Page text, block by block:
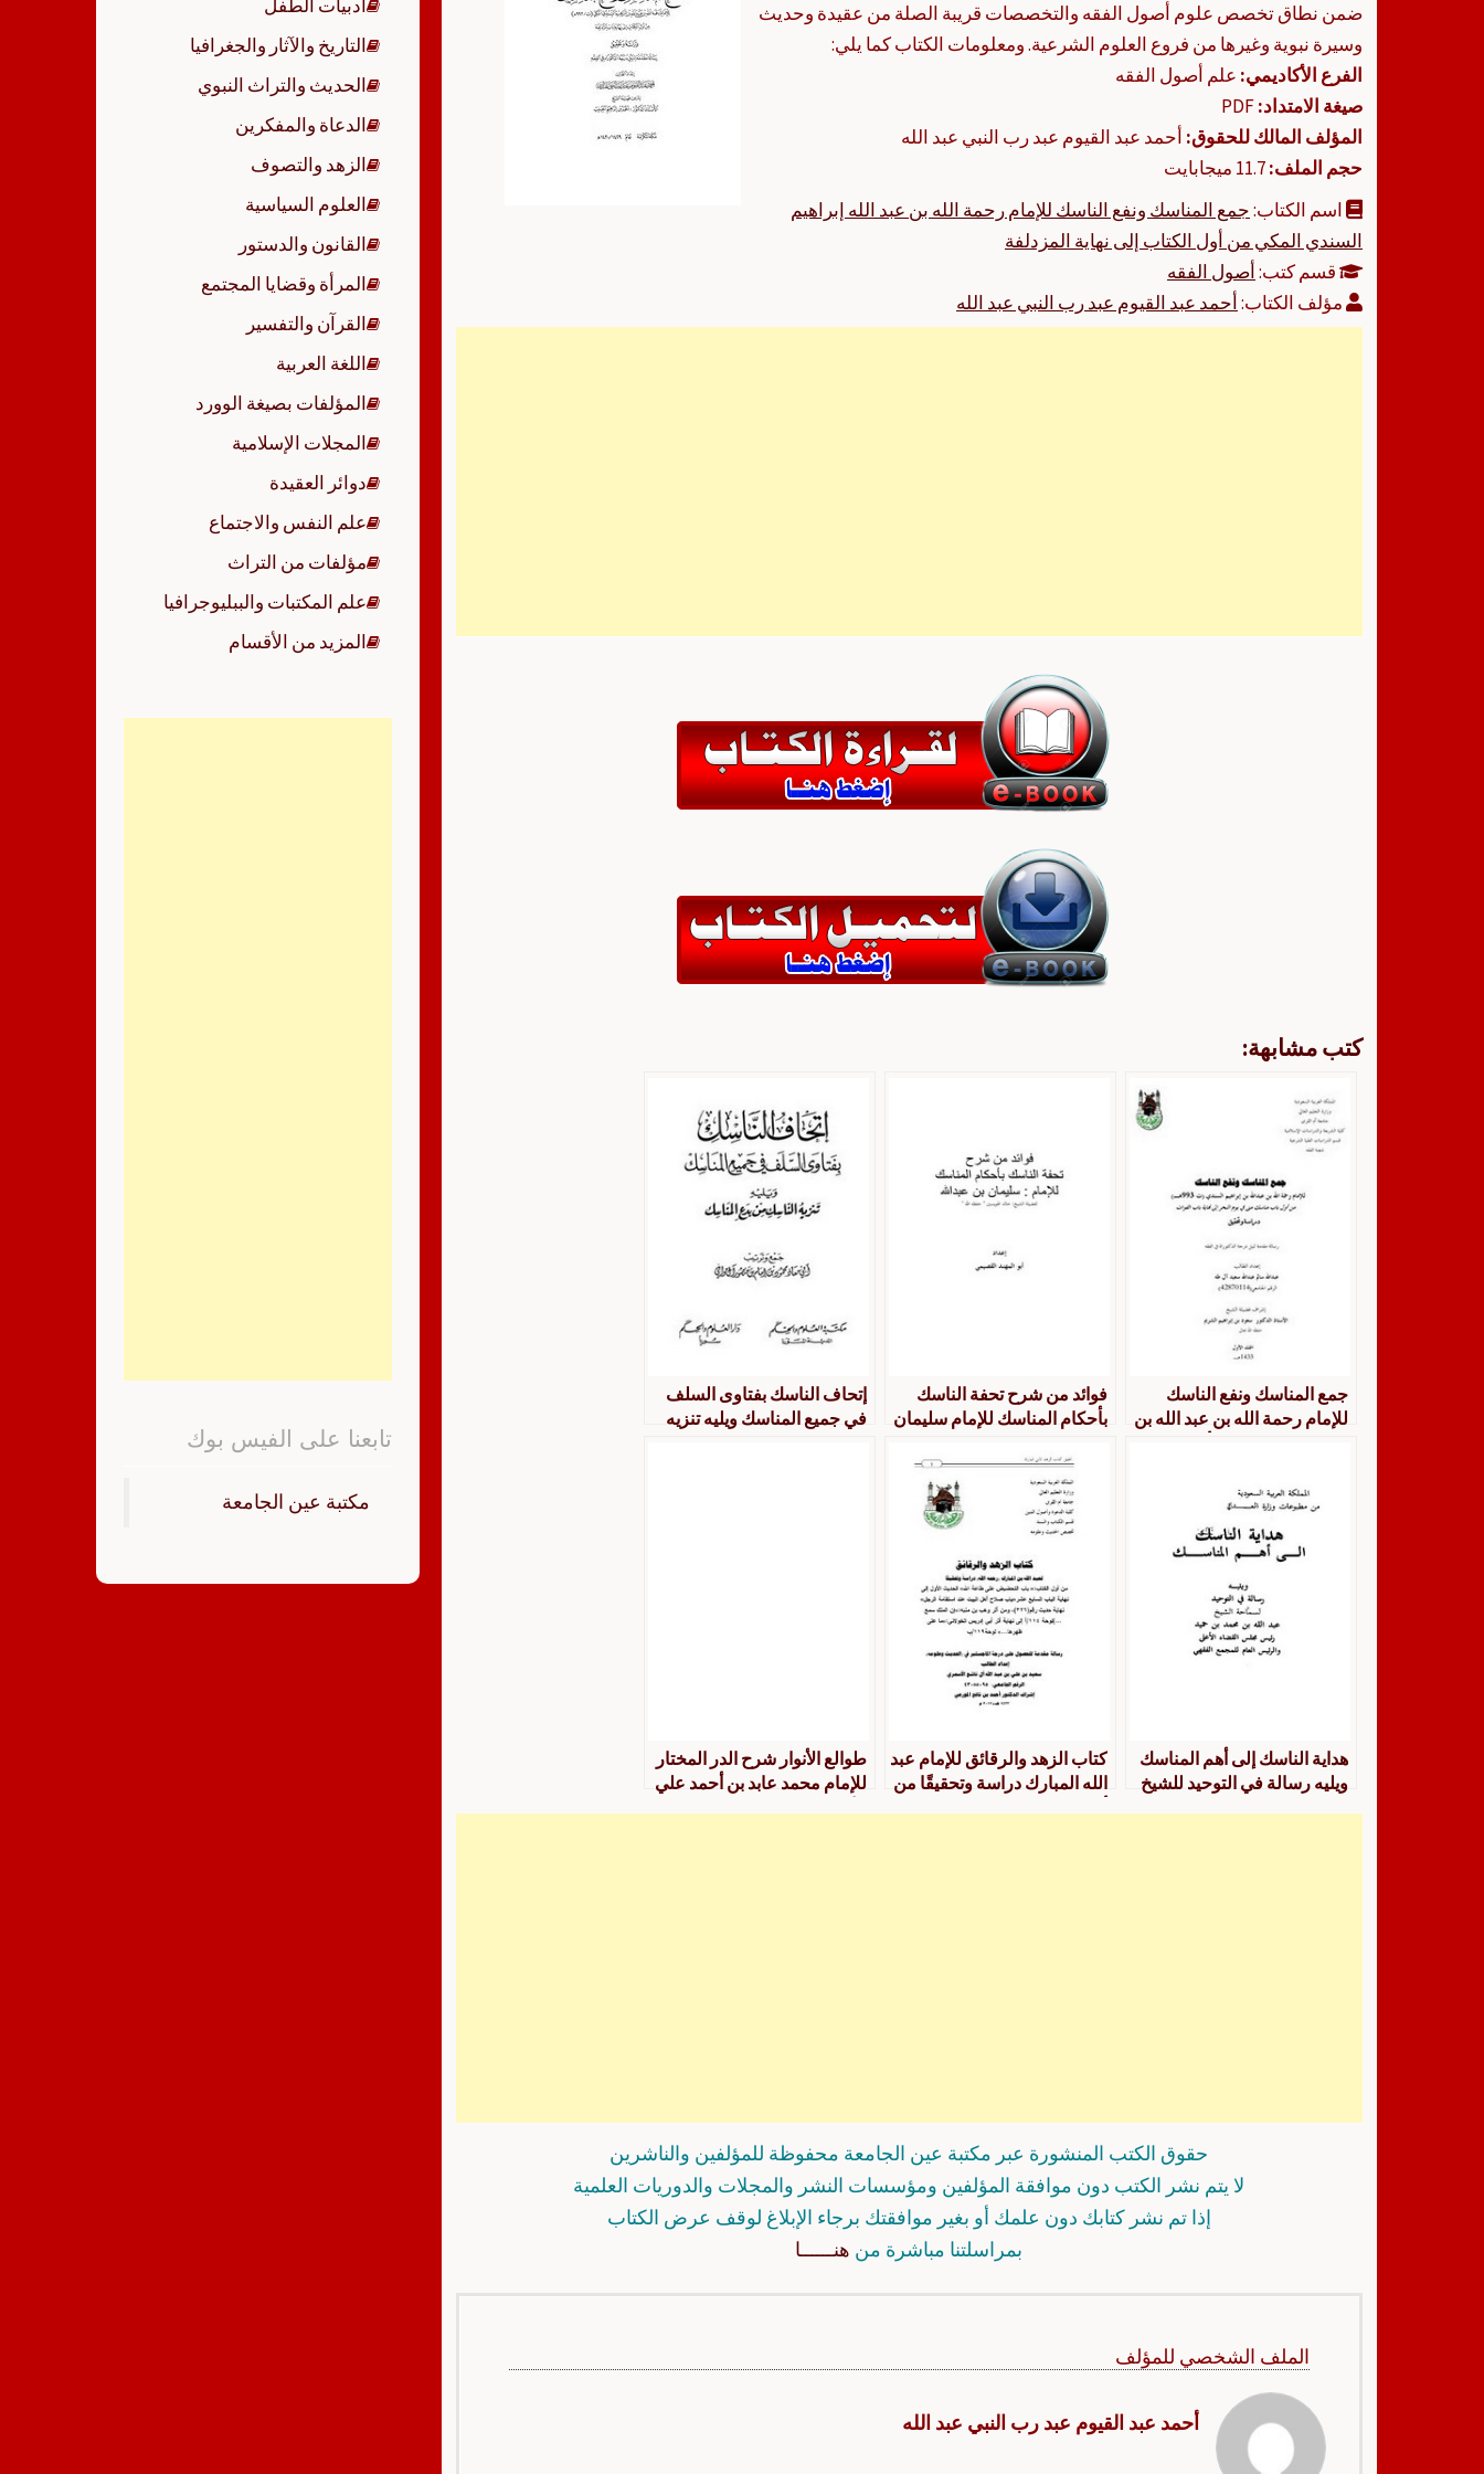
ضمن نطاق تخصص علوم أصول الفقه والتخصصات قريبة الصلة من عقيدة وحديث
وسيرة نبوية وغيرها من فروع العلوم الشرعية. ومعلومات الكتاب كما يلي:
الفرع الأكاديمي: علم أصول الفقه
صيغة الامتداد:
المؤلف المالك للحقوق: أحمد عبد القيوم عبد رب النبي عبد الله
حجم الملف:
اسم الكتاب:جمع المناسك ونفع الناسك للإمام رحمة الله بن عبد الله إبراهيم
السندي المكي من أول الكتاب إلى نهاية المزدلفة
قسم كتب:أصول الفقه
مؤلف الكتاب:أحمد عبد القيوم عبد رب النبي عبد الله
كتب مشابهة:
جمع المناسك ونفع الناسك
للإمام رحمة الله بن عبد الله بن
نهاية باب الفوات
فوائد من شرح تحفة الناسك
بأحكام المناسك للإمام سليمان
إتحاف الناسك بفتاوى السلف
في جميع المناسك ويليه تنزيه
هداية الناسك إلى أهم المناسك
ويليه رسالة في التوحيد للشيخ
كتاب الزهد والرقائق للإمام عبد
الله المبارك دراسة وتحقيقًا من
طوالع الأنوار شرح الدر المختار
للإمام محمد عابد بن أحمد علي
حقوق الكتب المنشورة عبر مكتبة عين الجامعة محفوظة للمؤلفين والناشرين
لا يتم نشر الكتب دون موافقة المؤلفين ومؤسسات النشر والمجلات والدوريات العلمية
إذا تم نشر كتابك دون علمك أو بغير موافقتك برجاء الإبلاغ لوقف عرض الكتاب
بمراسلتنا مباشرة من هنــــــا
الملف الشخصي للمؤلف
أحمد عبد القيوم عبد رب النبي عبد الله
أدبيات الطفل
التاريخ والآثار والجغرافيا
الحديث والتراث النبوي
الدعاة والمفكرين
الزهد والتصوف
العلوم السياسية
القانون والدستور
المرأة وقضايا المجتمع
القرآن والتفسير
اللغة العربية
المؤلفات بصيغة الوورد
المجلات الإسلامية
دوائر العقيدة
علم النفس والاجتماع
مؤلفات من التراث
علم المكتبات والببليوجرافيا
المزيد من الأقسام
تابعنا على الفيس بوك
‏مكتبة عين الجامعة‏